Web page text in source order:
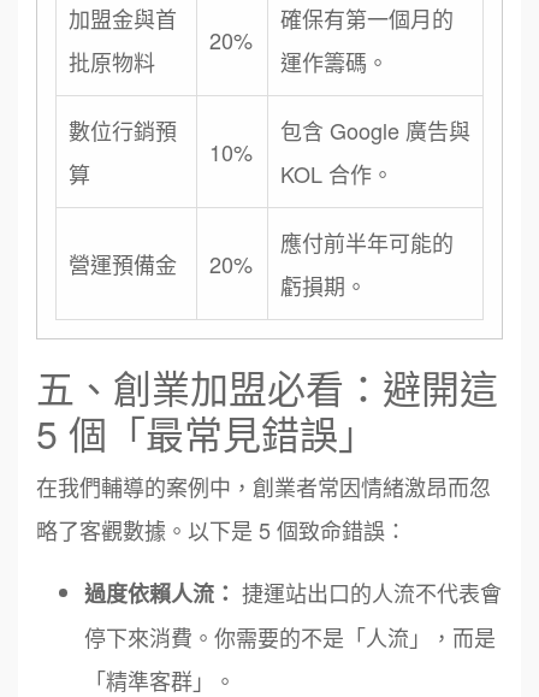
加盟金與首
批原物料
20%
確保有第一個月的
運作籌碼。
數位行銷預
算
10%
包含 Google 廣告與
KOL 合作。
營運預備金 20%
應付前半年可能的
虧損期。
五、創業加盟必看：避開這
5 個「最常見錯誤」
在我們輔導的案例中，創業者常因情緒激昂而忽
略了客觀數據。以下是 5 個致命錯誤：
過度依賴人流： 捷運站出口的人流不代表會
停下來消費。你需要的不是「人流」，而是
「精準客群」。